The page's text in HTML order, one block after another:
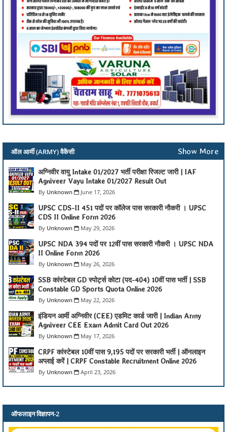
ऑल आर्मी (ARMY) वैकेंसी Show More
अग्निवीर वायु Intake 01/2027 भर्ती परीक्षा रिजल्ट जारी | IAF
Agniveer Vayu Intake 01/2027 Result Out
Unknown June 17, 2026
UPSC CDS-II 451 पदों पर कॉलेज पास सरकारी नौकरी । UPSC
CDS II Online Form 2026
Unknown May 29, 2026
UPSC NDA 394 पदों पर 12वीं पास सरकारी नौकरी । UPSC NDA
II Online Form 2026
Unknown May 26, 2026
SSB कांस्टेबल GD स्पोर्ट्स कोटा (पद-404) 10वीं पास भर्ती | SSB
Constable GD Sports Quota Online 2026
Unknown May 22, 2026
इंडियन आर्मी अग्निवीर (CEE) एडमिट कार्ड जारी | Indian Army
Agniveer CEE Exam Admit Card Out 2026
Unknown May 17, 2026
CRPF कांस्टेबल 10वीं पास 9,195 पदों पर सरकारी भर्ती | ऑनलाइन
अप्लाई करें | CRPF Constable Recruitment Online 2026
Unknown April 23, 2026
ऑफलाइन विज्ञापन-2